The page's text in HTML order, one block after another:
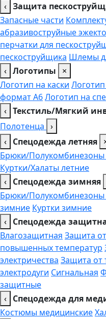
‹ Защита
Запасные части
абразивоструйные
перчатки для
пескоструйщика Шлемы
‹ Логотипы
×
Логотип на каски
формат А6Логотип на
‹ Текстиль/Мягкий
Полотенца ›
‹ Спецодежда летняя
Брюки/Полукомбинезоны
Куртки/Халаты летние
‹ Спецодежда зимняя
Брюки/
зимние Куртки зимние
‹ Спецодежда
Влагозащитная Защита
повышенных температур
электричества Защита от
электродуги Сигнальная
защитные
‹ Спецодежда для
Костюмы медицинские